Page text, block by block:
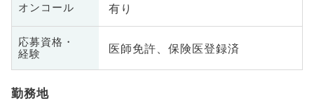
オンコール 有り
応募資格・
経験
医師免許、保険医登録済
勤務地